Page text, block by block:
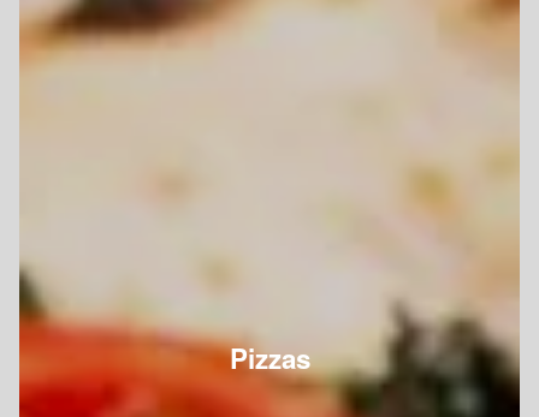
Pizzas